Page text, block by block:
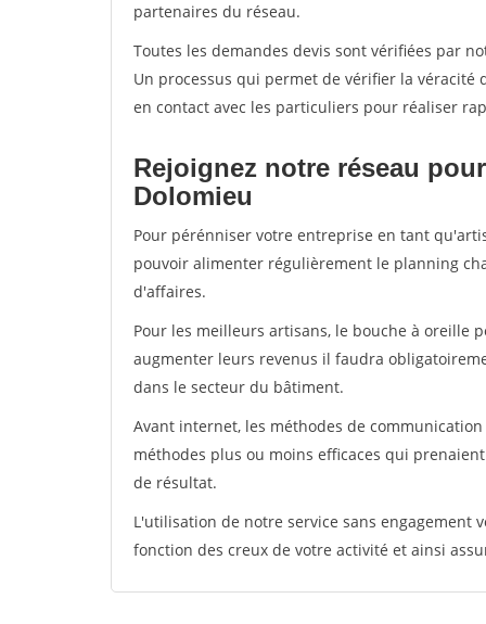
partenaires du réseau.
Toutes les demandes devis sont vérifiées par
Un processus qui permet de vérifier la véracité
en contact avec les particuliers pour réaliser
Rejoignez notre réseau
Dolomieu
Pour pérénniser votre entreprise en tant
pouvoir alimenter régulièrement le planning
d'affaires.
Pour les meilleurs artisans, le bouche à oreille
augmenter leurs revenus il faudra
dans le secteur du bâtiment.
Avant internet, les méthodes de
méthodes plus ou moins efficaces qui
de résultat.
L'utilisation de notre service sans engagement
fonction des creux de votre activité et ainsi